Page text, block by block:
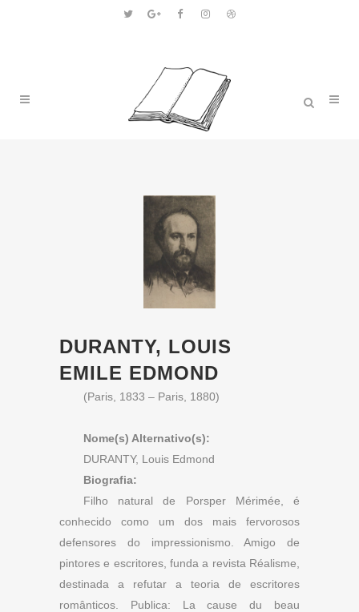
DURANTY, LOUIS
EMILE EDMOND
(Paris, 1833 – Paris, 1880)
Nome(s) Alternativo(s):
DURANTY, Louis Edmond
Biografia:
Filho natural de Porsper Mérimée, é
conhecido como um dos mais fervorosos
defensores do impressionismo. Amigo de
pintores e escritores, funda a revista Réalisme,
destinada a refutar a teoria de escritores
românticos. Publica: La cause du beau